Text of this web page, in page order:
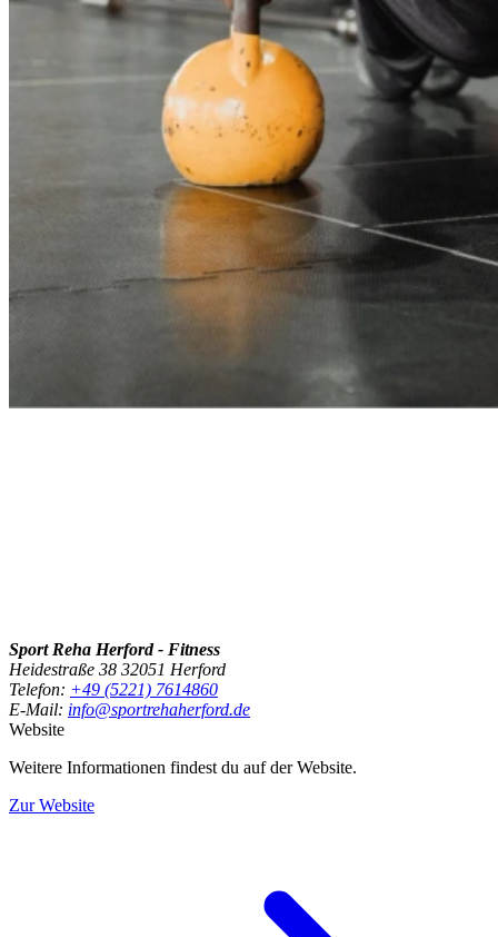
Sport Reha Herford - Fitness
Heidestraße 38 32051 Herford
Telefon: +49 (5221) 7614860
E-Mail: info@sportrehaherford.de
Website
Weitere Informationen findest du auf der Website.
Zur Website